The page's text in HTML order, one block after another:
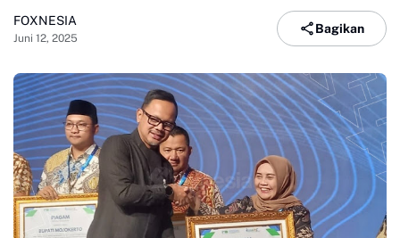
FOXNESIA
Juni 12, 2025
Bagikan